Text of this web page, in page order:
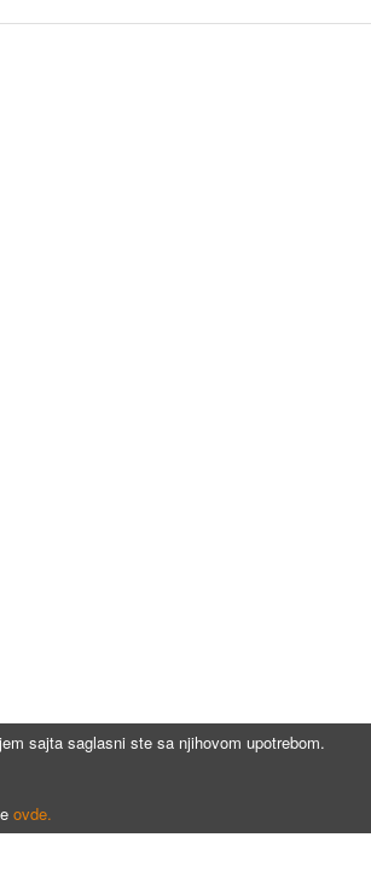
sajta saglasni ste sa njihovom upotrebom.
ovde.
Brzi linkovi